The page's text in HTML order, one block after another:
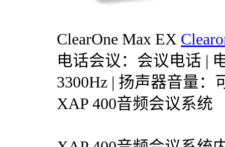
ClearOne Max EX
电话会议：会议电话 |
3300Hz | 扬声器音量：
XAP 400音频会议系统